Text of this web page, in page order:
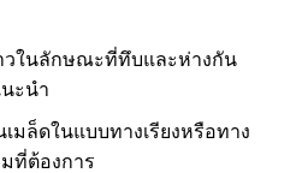
วในลักษณะที่ทึบและห่างกัน
ะนำ
มล็ดในแบบทางเรียงหรือทาง
ที่ต้องการ